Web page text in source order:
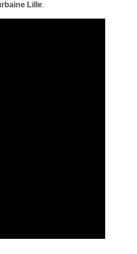
Lille.